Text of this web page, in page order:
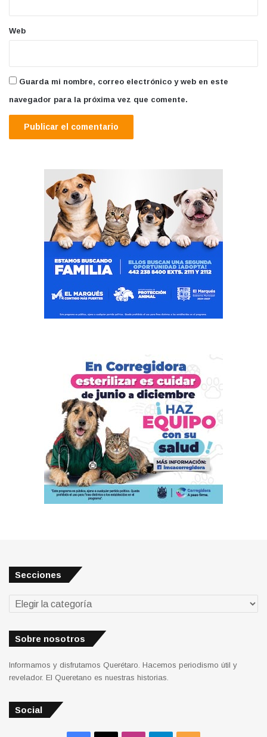
Web
Guarda mi nombre, correo electrónico y web en este
navegador para la próxima vez que comente.
Secciones
Secciones
Sobre nosotros
Informamos y disfrutamos Querétaro. Hacemos periodismo útil y
revelador. El Queretano es nuestras historias.
Social